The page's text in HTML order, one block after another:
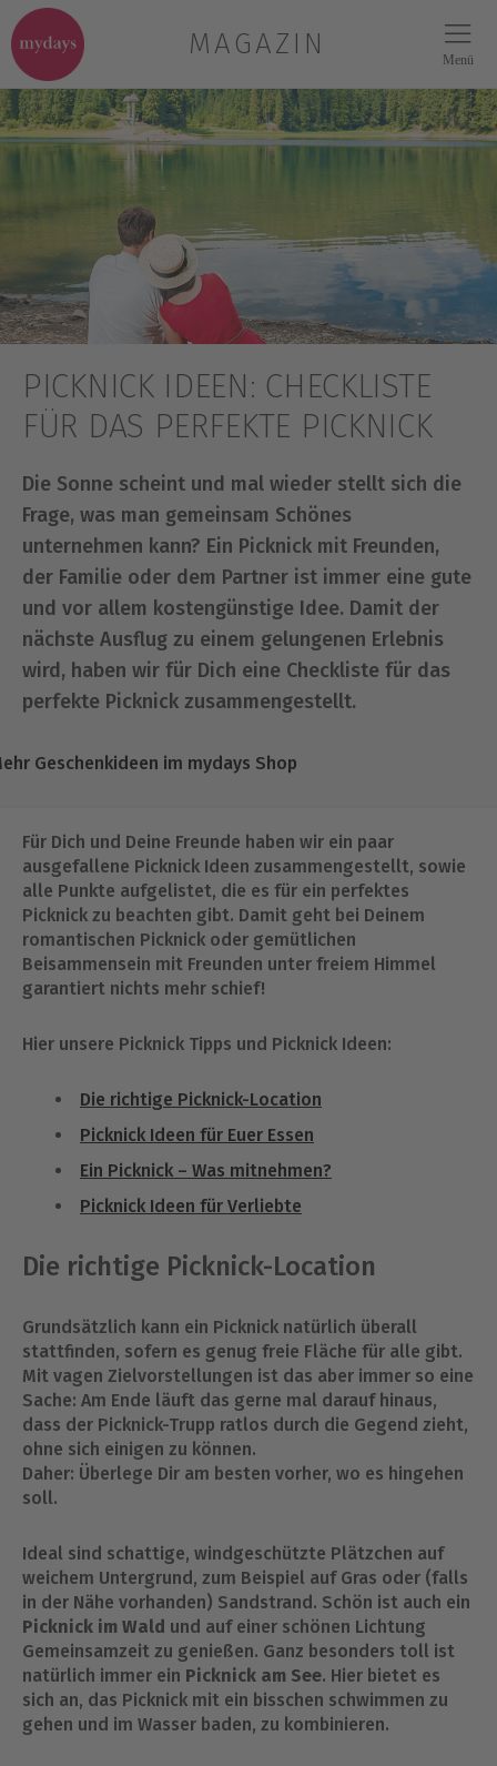
MAGAZIN Menü
PICKNICK IDEEN: CHECKLISTE
FÜR DAS PERFEKTE PICKNICK
Die Sonne scheint und mal wieder stellt sich die
Frage, was man gemeinsam Schönes
unternehmen kann? Ein Picknick mit Freunden,
der Familie oder dem Partner ist immer eine gute
und vor allem kostengünstige Idee. Damit der
nächste Ausflug zu einem gelungenen Erlebnis
wird, haben wir für Dich eine Checkliste für das
perfekte Picknick zusammengestellt.
Geschenkideen im mydays Shop
Für Dich und Deine Freunde haben wir ein paar
ausgefallene Picknick Ideen zusammengestellt, sowie
alle Punkte aufgelistet, die es für ein perfektes
Picknick zu beachten gibt. Damit geht bei Deinem
romantischen Picknick oder gemütlichen
Beisammensein mit Freunden unter freiem Himmel
garantiert nichts mehr schief!
Hier unsere Picknick Tipps und Picknick Ideen:
Die richtige Picknick-Location
Picknick Ideen für Euer Essen
Ein Picknick – Was mitnehmen?
Picknick Ideen für Verliebte
Die richtige Picknick-Location
Grundsätzlich kann ein Picknick natürlich überall
stattfinden, sofern es genug freie Fläche für alle gibt.
Mit vagen Zielvorstellungen ist das aber immer so eine
Sache: Am Ende läuft das gerne mal darauf hinaus,
dass der Picknick-Trupp ratlos durch die Gegend zieht,
ohne sich einigen zu können.
Daher: Überlege Dir am besten vorher, wo es hingehen
soll.
Ideal sind schattige, windgeschützte Plätzchen auf
weichem Untergrund, zum Beispiel auf Gras oder (falls
in der Nähe vorhanden) Sandstrand. Schön ist auch ein
Picknick im Wald und auf einer schönen Lichtung
Gemeinsamzeit zu genießen. Ganz besonders toll ist
natürlich immer ein Picknick am See. Hier bietet es
sich an, das Picknick mit ein bisschen schwimmen zu
gehen und im Wasser baden, zu kombinieren.